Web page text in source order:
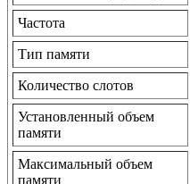
Частота
Тип памяти
Количество слотов
Установленный объем
памяти
Максимальный объем
памяти